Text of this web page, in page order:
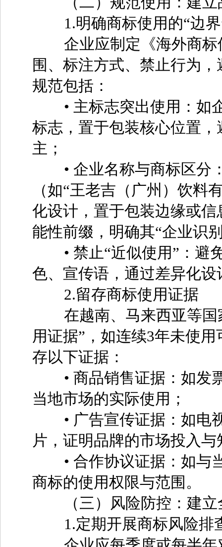
1.明确商标使用的“边界
企业应制定《海外商标
围、标注方式、禁止行为
规范包括：
• 主标志突出使用：如企
标志，置于包装核心位置
主；
• 企业名称与商标区分
（如“王老吉（广州）饮料
化设计，置于包装边缘或信
能性前缀，明确其“企业识
• 禁止“近似使用”：避
色、宣传语，通过差异化
2.留存商标使用证据
在越南、马来西亚等国
用证据”，如连续3年未使
存以下证据：
• 商品销售证据：如发
当地市场的实际使用；
• 广告宣传证据：如电
片，证明品牌的市场投入与
• 合作协议证据：如与
商标的使用权限与范围。
（三）风险防控：建立
1.定期开展商标风险排